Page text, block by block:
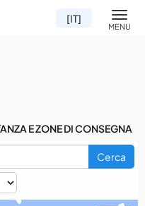
MENU
[IT]
E ZONE DI CONSEGNA
Cerca